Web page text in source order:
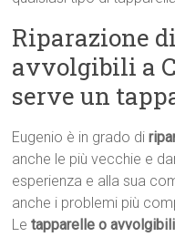
Riparazione
avvolgibili a
serve un
Eugenio è in grado di
anche le più vecchie e
esperienza e alla sua
anche i problemi più
Letapparelle o avvolgibili